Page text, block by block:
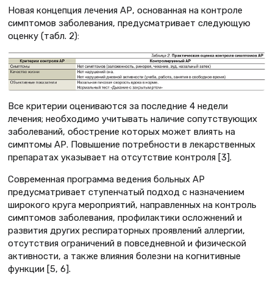
Новая концепция лечения АР, основанная на контроле
симптомов заболевания, предусматривает следующую
оценку (табл. 2):
Все критерии оцениваются за последние 4 недели
лечения; необходимо учитывать наличие сопутствующих
заболеваний, обострение которых может влиять на
симптомы АР. Повышение потребности в лекарственных
препаратах указывает на отсутствие контроля [3].
Современная программа ведения больных АР
предусматривает ступенчатый подход с назначением
широкого круга мероприятий, направленных на контроль
симптомов заболевания, профилактики осложнений и
развития других респираторных проявлений аллергии,
отсутствия ограничений в повседневной и физической
активности, а также влияния болезни на когнитивные
функции [5, 6].